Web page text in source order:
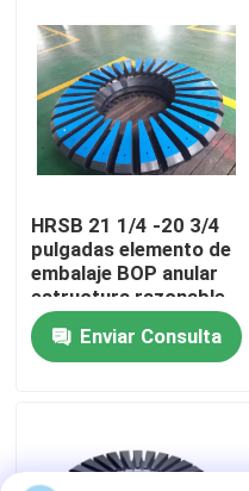
Visita a la fábrica
Control de Calidad
Contacto
noticias
Todos los casos
Trazador de líneas de
HRSB 21 1/4 -20 3/4
pulgadas elemento de
embalaje BOP anular
estructura razonable
para el control del
pozo Enviar Consulta